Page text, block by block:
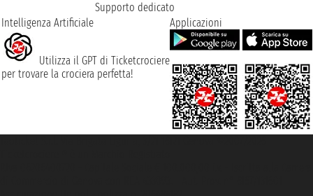
Supporto dedicato
Intelligenza Artificiale
Utilizza il GPT di Ticketcrociere
per trovare la crociera perfetta!
Applicazioni